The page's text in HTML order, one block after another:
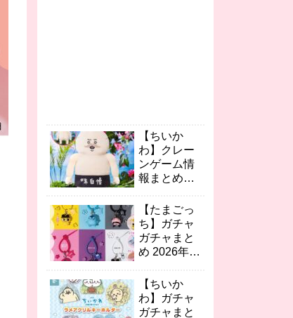
【ちいか
わ】クレー
ンゲーム情
報まとめ
最新 人魚の
島のひみつ
島二郎BIG
ぬい/ゆらゆ
など続々！
【たまごっ
ち】ガチャ
ガチャまと
め 2026年8
フルマルチ
チャーム2/
おりたたみ
【ちいか
わ】ガチャ
ガチャまと